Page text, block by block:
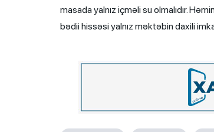
masada yalnız içməli su olmalıdır.
bədii hissəsi yalnız məktəbin daxili